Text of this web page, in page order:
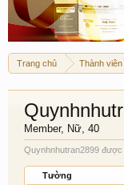
Trang chủ Thành viên
Member, Nữ, 40
Quynhnhutran2899 được
Tường